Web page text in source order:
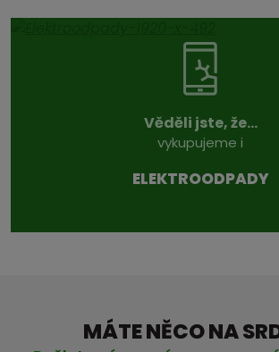
Věděli jste, že...
vykupujeme i
ELEKTROODPADY
MÁTE NĚCO NA